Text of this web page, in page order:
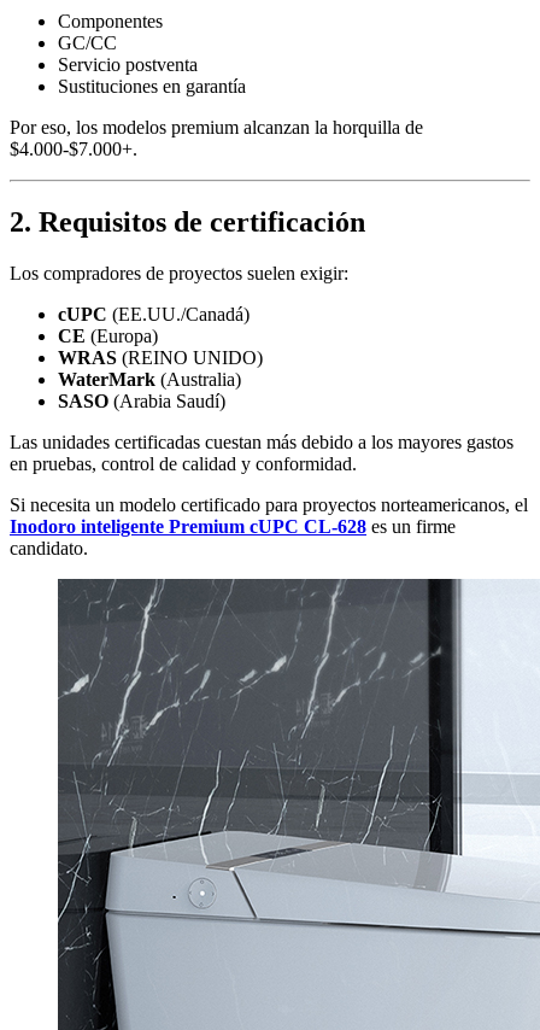
Componentes
GC/CC
Servicio postventa
Sustituciones en garantía
Por eso, los modelos premium alcanzan la horquilla de
$4.000-$7.000+.
2. Requisitos de certificación
Los compradores de proyectos suelen exigir:
cUPC (EE.UU./Canadá)
CE (Europa)
WRAS (REINO UNIDO)
WaterMark (Australia)
SASO (Arabia Saudí)
Las unidades certificadas cuestan más debido a los mayores gastos
en pruebas, control de calidad y conformidad.
Si necesita un modelo certificado para proyectos norteamericanos, el
Inodoro inteligente Premium cUPC CL-628 es un firme
candidato.